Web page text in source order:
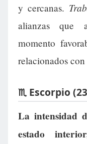
y cercanas.
alianzas que
momento
relacionados
♏ Escorpio
La intensidad
estado